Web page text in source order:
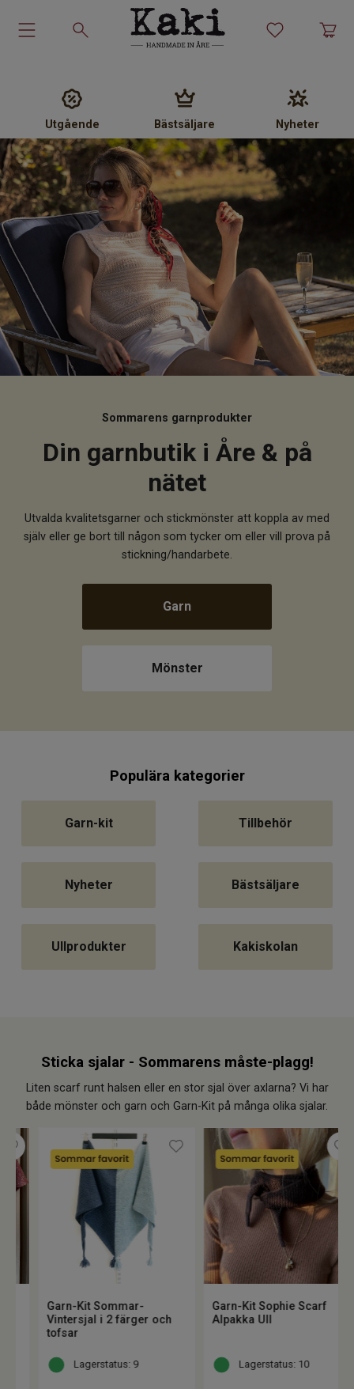
Garn
Stickmönster
Tillbehör
Ullprodukter
Presenter
Kakiskolan
Om Kaki
Utgående Bästsäljare Nyheter
Sommarens garnprodukter
Din garnbutik i Åre & på
nätet
Utvalda kvalitetsgarner och stickmönster att koppla av med
själv eller ge bort till någon som tycker om eller vill prova på
stickning/handarbete.
Garn
Mönster
Populära kategorier
Garn-kit Tillbehör
Nyheter Bästsäljare
Ullprodukter Kakiskolan
Sticka sjalar - Sommarens måste-plagg!
Liten scarf runt halsen eller en stor sjal över axlarna? Vi har
både mönster och garn och Garn-Kit på många olika sjalar.
Garn-Kit Sommar-
Vintersjal i 2 färger och
tofsar
Lagerstatus: 9
Garn-Kit Sophie Scarf
Alpakka Ull
Lagerstatus: 10